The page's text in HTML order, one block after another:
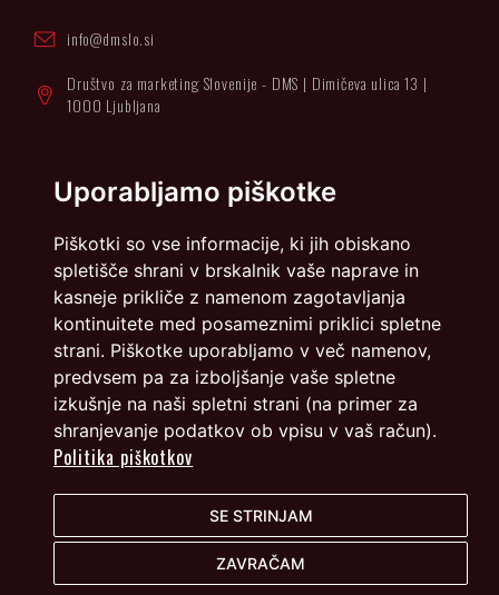
Uporabljamo piškotke
Piškotki so vse informacije, ki jih obiskano
spletišče shrani v brskalnik vaše naprave in
kasneje prikliče z namenom zagotavljanja
kontinuitete med posameznimi priklici spletne
strani. Piškotke uporabljamo v več namenov,
predvsem pa za izboljšanje vaše spletne
izkušnje na naši spletni strani (na primer za
shranjevanje podatkov ob vpisu v vaš račun).
Politika piškotkov
SE STRINJAM
ZAVRAČAM
info@dmslo.si
Društvo za marketing Slovenije - DMS | Dimičeva ulica 13 |
1000 Ljubljana